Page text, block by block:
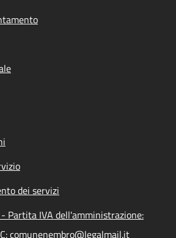
dei servizi
Partita IVA dell'amministrazione:
comunenembro@legalmail.it